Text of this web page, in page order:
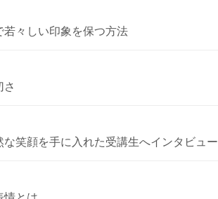
々しい印象を保つ方法
さ
笑顔を手に入れた受講生へインタビュー